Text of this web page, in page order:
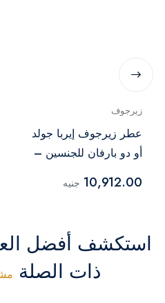
زيرجوف
عطر زيرجوف إيربا جولد
أو دو بارفان للجنسين –
10,912.00 جنيه
استكشف أفضل
ذات الصلة